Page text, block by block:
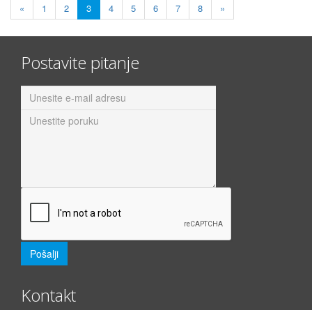
« 1 2 3 4 5 6 7 8 »
Postavite pitanje
Kontakt